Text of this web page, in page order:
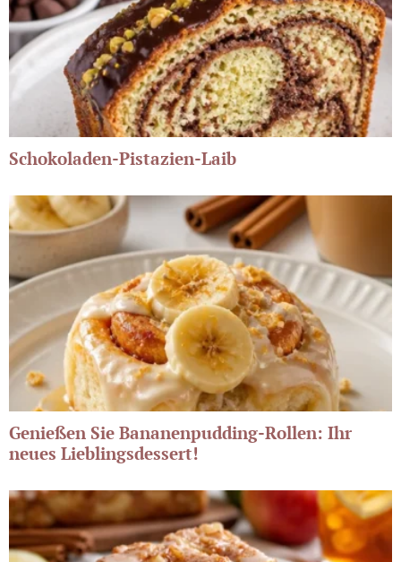
Schokoladen-Pistazien-Laib
Genießen Sie Bananenpudding-Rollen: Ihr
neues Lieblingsdessert!